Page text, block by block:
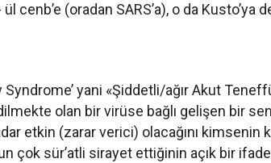
ül cenb’e (oradan SARS’a), o da Kusto’ya
Syndrome’ yani «Şiddetli/ağır Akut
olan bir virüse bağlı gelişen bir
etkin (zarar verici) olacağını
çok sür’atli sirayet ettiğinin açık bir